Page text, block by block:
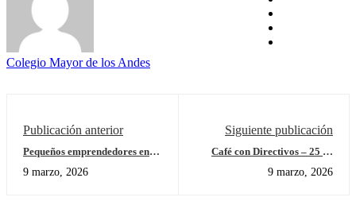
Colegio Mayor de los Andes
Publicación anterior
Pequeños emprendedores en
9 marzo, 2026
Siguiente publicación
Café con Directivos – 25 de
9 marzo, 2026